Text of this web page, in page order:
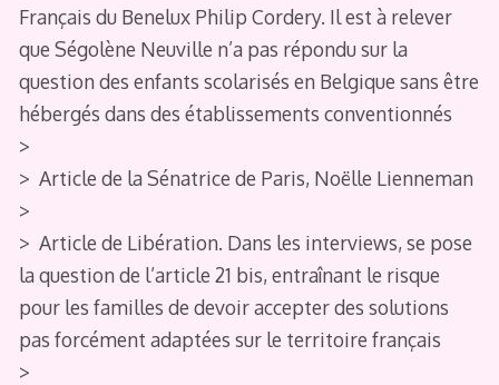
Français du Benelux Philip Cordery. Il est à relever
que Ségolène Neuville n’a pas répondu sur la
question des enfants scolarisés en Belgique sans être
hébergés dans des établissements conventionnés
>
> Article de la Sénatrice de Paris, Noëlle Lienneman
>
> Article de Libération. Dans les interviews, se pose
la question de l’article 21 bis, entraînant le risque
pour les familles de devoir accepter des solutions
pas forcément adaptées sur le territoire français
>